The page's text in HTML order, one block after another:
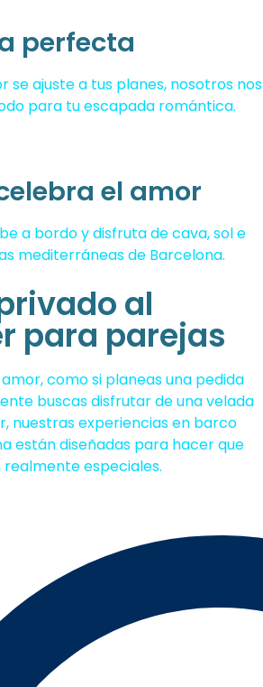
perfecta
se ajuste a tus planes, nosotros nos
para tu escapada romántica.
el amor
a bordo y disfruta de cava, sol e
mediterráneas de Barcelona.
al
para parejas
como si planeas una pedida
buscas disfrutar de una velada
nuestras experiencias en barco
están diseñadas para hacer que
especiales.